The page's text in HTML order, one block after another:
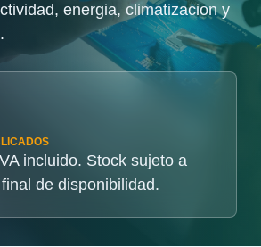
energia, climatizacion y
incluido. Stock sujeto a
de disponibilidad.